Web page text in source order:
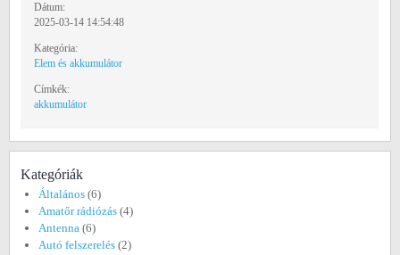
Dátum:
2025-03-14 14:54:48
Kategória:
Elem és akkumulátor
Címkék:
akkumulátor
Kategóriák
Általános (6)
Amatőr rádiózás (4)
Antenna (6)
Autó felszerelés (2)